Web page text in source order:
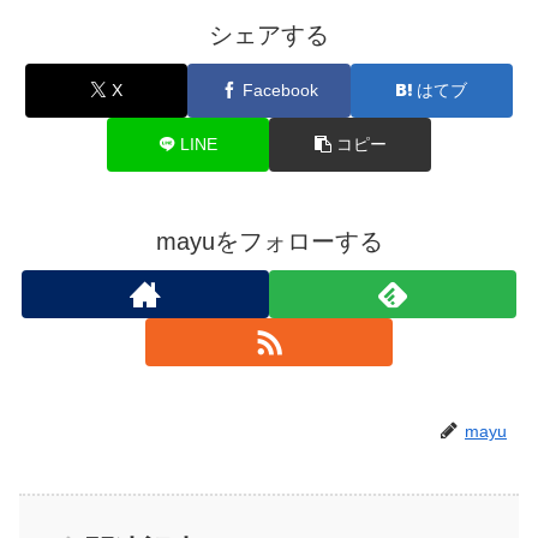
シェアする
X Facebook はてブ
LINE コピー
mayuをフォローする
mayu